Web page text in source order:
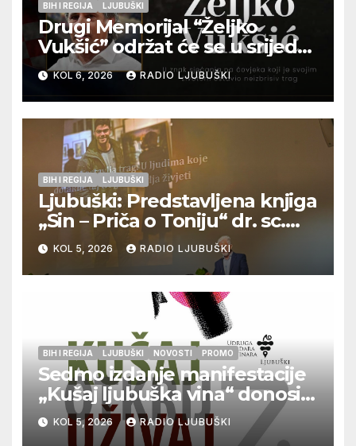
BIH I REGIJA LJUBUŠKI
Drugi Memorijal “Željko
Vukšić” održat će se u srijedu
12. kolovoza u Otoku
KOL 6, 2026 RADIO LJUBUŠKI
BIH I REGIJA LJUBUŠKI
Ljubuški: Predstavljena knjiga
„Sin – Priča o Toniju“ dr. sc.
Zdenka Hercega
KOL 5, 2026 RADIO LJUBUŠKI
BIH I REGIJA LJUBUŠKI NOVOSTI PROMO
Sedmo izdanje manifestacije
„Kušaj ljubuška vina“ donosi
vrhunska vina, gastronomiju i
glazbu
KOL 5, 2026 RADIO LJUBUŠKI